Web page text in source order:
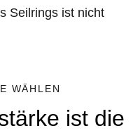
Seilrings ist nicht
WÄHLEN
ist die